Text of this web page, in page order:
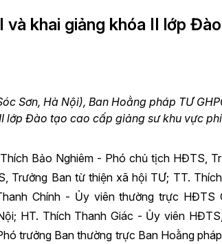
khai giảng khóa II lớp
Sơn, Hà Nội), Ban Hoằng pháp TƯ
lớp Đào tạo cao cấp giảng sư khu vực
Bảo Nghiêm - Phó chủ tịch HĐTS,
Trưởng Ban từ thiện xã hội TƯ; TT.
Chính - Ủy viên thường trực HĐTS
HT. Thích Thanh Giác - Ủy viên
trưởng Ban thường trực Ban Hoằng